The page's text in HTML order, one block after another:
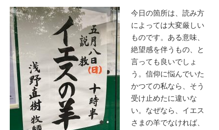
今日の箇所は、読み方
によっては大変厳しい
ものです。ある意味、
絶望感を伴うもの、と
言っても良いでしょ
う。信仰に悩んでいた
かつての私なら、そう
受け止めたに違いな
い。なぜなら、イエス
さまの羊でなければ、